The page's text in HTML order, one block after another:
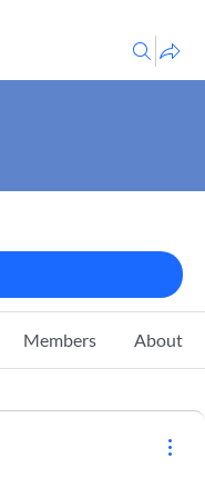
Members About